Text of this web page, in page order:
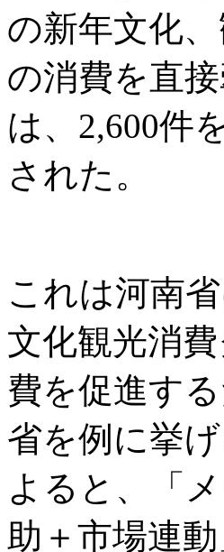
の新年文化
の消費を直
は、2,600件
された。
これは河南
文化観光消
費を促進す
省を例に挙
よると、「
助＋市場連